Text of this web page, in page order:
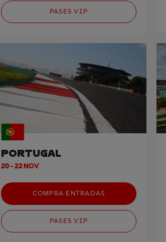
PASES VIP
PORTUGAL
20 - 22 NOV
COMPRA ENTRADAS
PASES VIP